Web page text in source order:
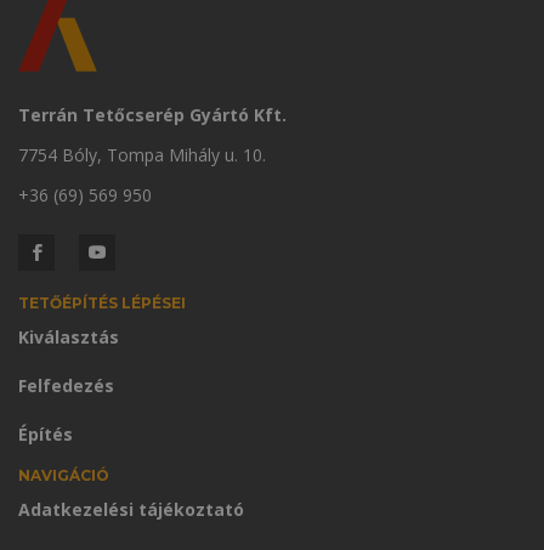
Terrán Tetőcserép Gyártó Kft.
7754 Bóly, Tompa Mihály u. 10.
+36 (69) 569 950
TETŐÉPÍTÉS LÉPÉSEI
Kiválasztás
Felfedezés
Építés
NAVIGÁCIÓ
Adatkezelési tájékoztató